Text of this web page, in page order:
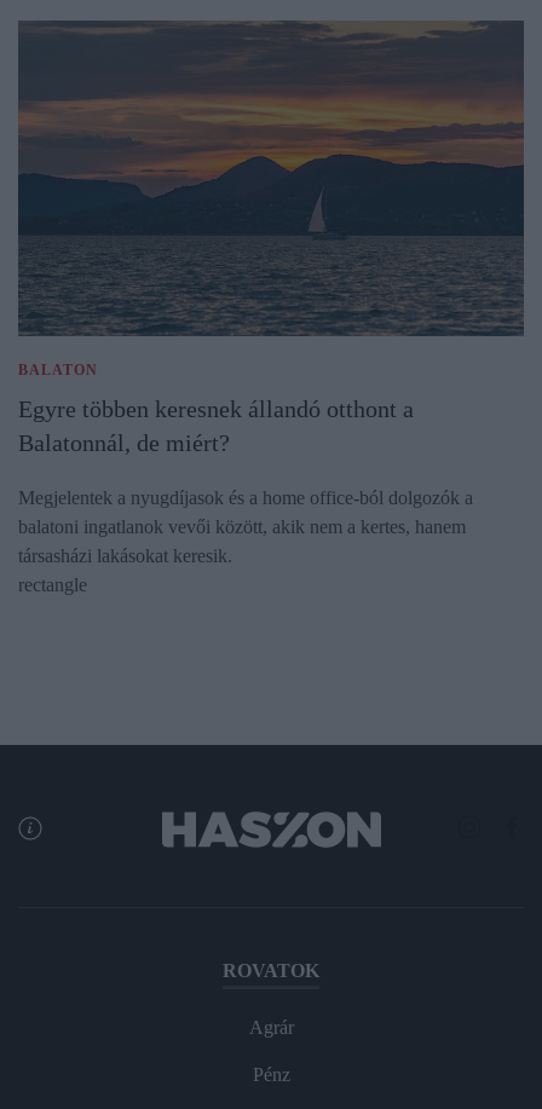
BALATON
Egyre többen keresnek állandó otthont a
Balatonnál, de miért?
Megjelentek a nyugdíjasok és a home office-ból dolgozók a
balatoni ingatlanok vevői között, akik nem a kertes, hanem
társasházi lakásokat keresik.
rectangle
ROVATOK
Agrár
Pénz